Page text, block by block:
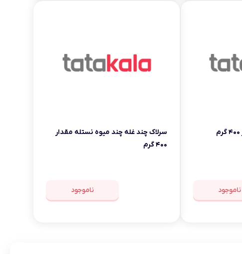
ناموجود
سرلاک چند غله چند میوه نستله مقدار
۴۰۰ گرم
ناموجود